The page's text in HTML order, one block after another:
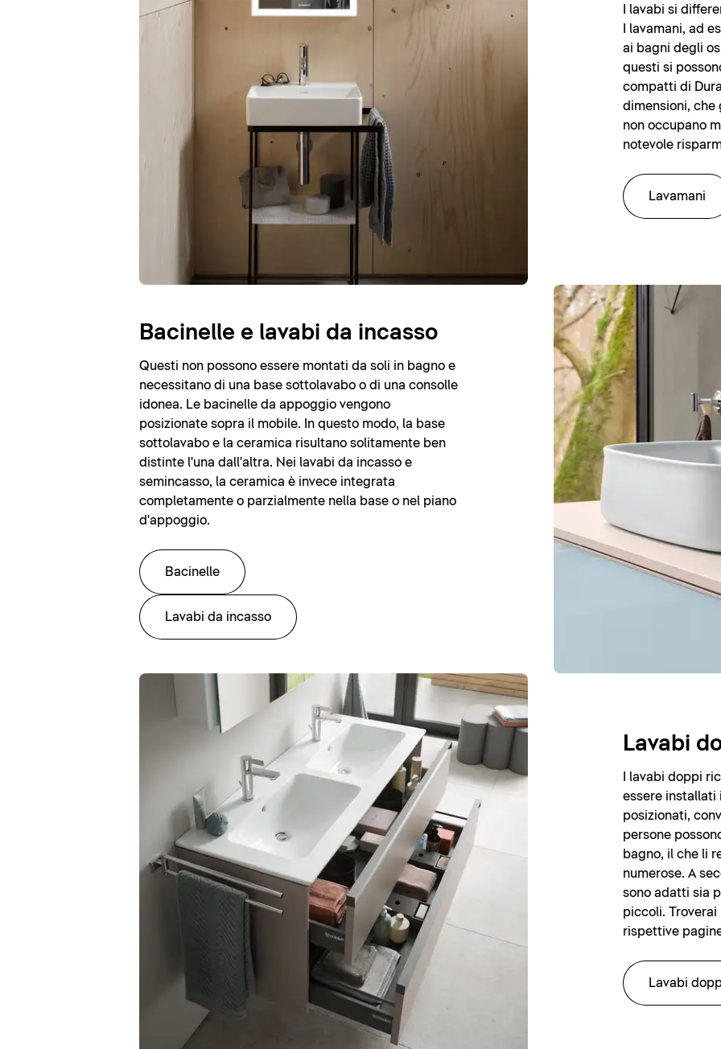
I lavabi si
I lavamani, ad
ai bagni degli
questi si
compatti di
dimensioni, che
non occupano
notevole
Lavamani
Bacinelle e lavabi da incasso
Questi non possono essere montati da soli in bagno e
necessitano di una base sottolavabo o di una consolle
idonea. Le bacinelle da appoggio vengono
posizionate sopra il mobile. In questo modo, la base
sottolavabo e la ceramica risultano solitamente ben
distinte l'una dall'altra. Nei lavabi da incasso e
semincasso, la ceramica è invece integrata
completamente o parzialmente nella base o nel piano
d'appoggio.
Bacinelle
Lavabi da incasso
Lavabi
I lavabi doppi
essere installati
posizionati,
persone
bagno, il che li
numerose. A
sono adatti sia
piccoli.
rispettive
Lavabi